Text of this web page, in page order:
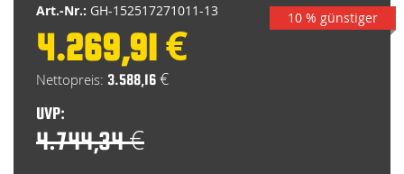
Art.-Nr.: GH-152517271011-13
Special
Price
4.269,91 €
3.588,16 €
UVP:
4.744,34 €
10 % günstiger